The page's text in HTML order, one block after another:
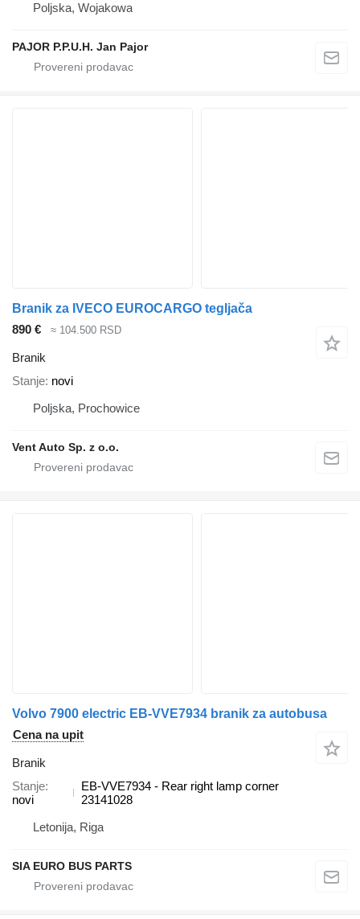
Poljska, Wojakowa
PAJOR P.P.U.H. Jan Pajor
Branik za IVECO EUROCARGO tegljača
890 €
≈ 104.500 RSD
Branik
Stanje novi
Poljska, Prochowice
Vent Auto Sp. z o.o.
Volvo 7900 electric EB-VVE7934 branik za autobusa
Cena na upit
Branik
Stanje
novi
EB-VVE7934 - Rear right lamp corner
23141028
Letonija, Riga
SIA EURO BUS PARTS